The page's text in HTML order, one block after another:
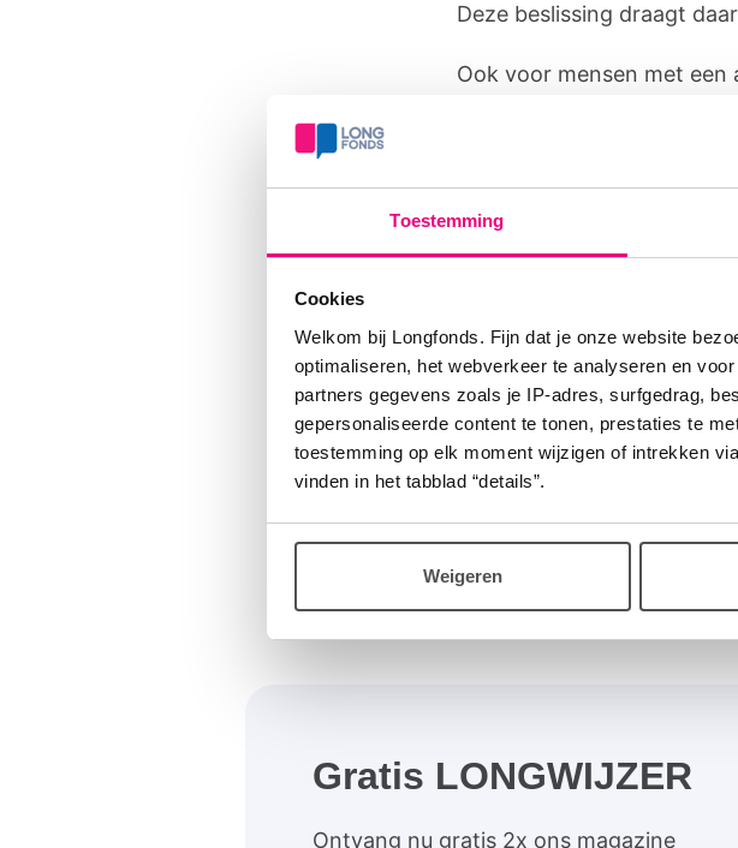
Toestemming
Cookies
Welkom bij Longfonds. Fijn dat je onze website
optimaliseren, het webverkeer te analyseren en
partners gegevens zoals je IP-adres, surfgedrag,
gepersonaliseerde content te tonen, prestaties te
toestemming op elk moment wijzigen of intrekken
vinden in het tabblad “details”.
Weigeren
Deze beslissing draagt
Ook voor mensen met een
bij, samen met onze
Mensen met COPD
2025 alle fysiotherapie-
vanuit de
patiënt hoeveel
Wil jij weten wat deze
contact op met je
Gratis LONGWIJZER
Ontvang nu gratis 2x ons magazine